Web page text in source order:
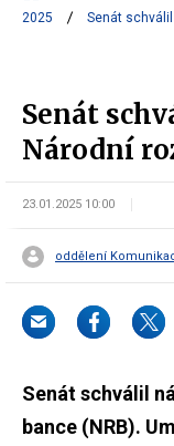
2025
Senát
Senát
Národní
23.01.2025 10:00
oddělení
Senát schválil
bance (NRB).